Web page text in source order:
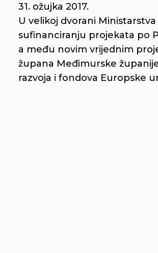
31. ožujka 2017.
U velikoj dvorani
sufinanciranju projekata po
a među novim vrijednim
župana Međimurske
razvoja i fondova Europske